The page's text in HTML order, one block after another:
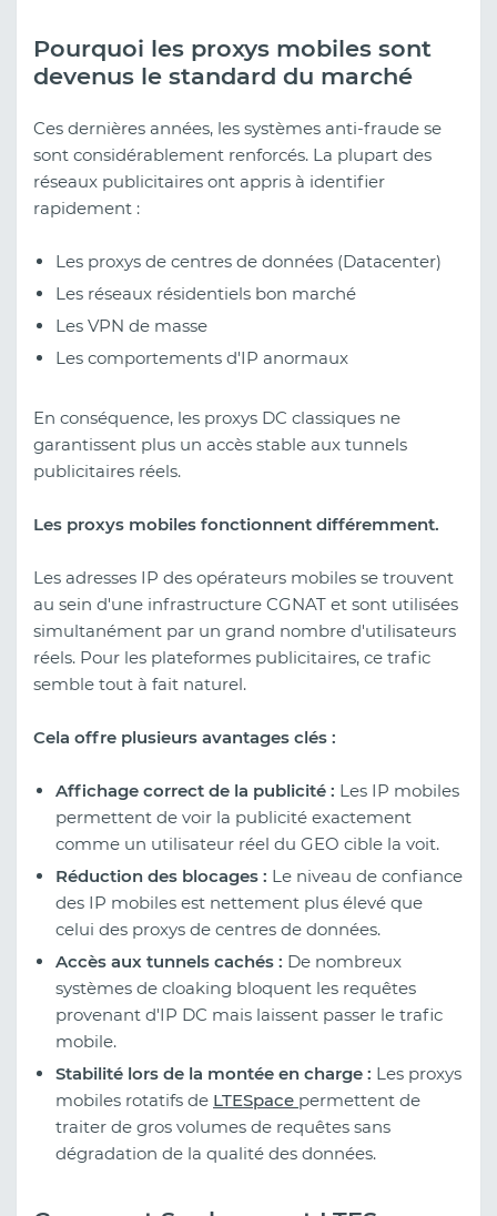
Pourquoi les proxys mobiles sont
devenus le standard du marché
Ces dernières années, les systèmes anti-fraude se
sont considérablement renforcés. La plupart des
réseaux publicitaires ont appris à identifier
rapidement :
Les proxys de centres de données (Datacenter)
Les réseaux résidentiels bon marché
Les VPN de masse
Les comportements d'IP anormaux
En conséquence, les proxys DC classiques ne
garantissent plus un accès stable aux tunnels
publicitaires réels.
Les proxys mobiles fonctionnent différemment.
Les adresses IP des opérateurs mobiles se trouvent
au sein d'une infrastructure CGNAT et sont utilisées
simultanément par un grand nombre d'utilisateurs
réels. Pour les plateformes publicitaires, ce trafic
semble tout à fait naturel.
Cela offre plusieurs avantages clés :
Affichage correct de la publicité : Les IP mobiles
permettent de voir la publicité exactement
comme un utilisateur réel du GEO cible la voit.
Réduction des blocages : Le niveau de confiance
des IP mobiles est nettement plus élevé que
celui des proxys de centres de données.
Accès aux tunnels cachés : De nombreux
systèmes de cloaking bloquent les requêtes
provenant d'IP DC mais laissent passer le trafic
mobile.
Stabilité lors de la montée en charge : Les proxys
mobiles rotatifs de LTESpace permettent de
traiter de gros volumes de requêtes sans
dégradation de la qualité des données.